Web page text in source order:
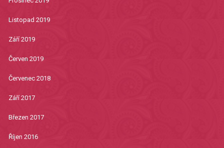
Listopad 2019
Září 2019
Červen 2019
Červenec 2018
Září 2017
Březen 2017
Říjen 2016